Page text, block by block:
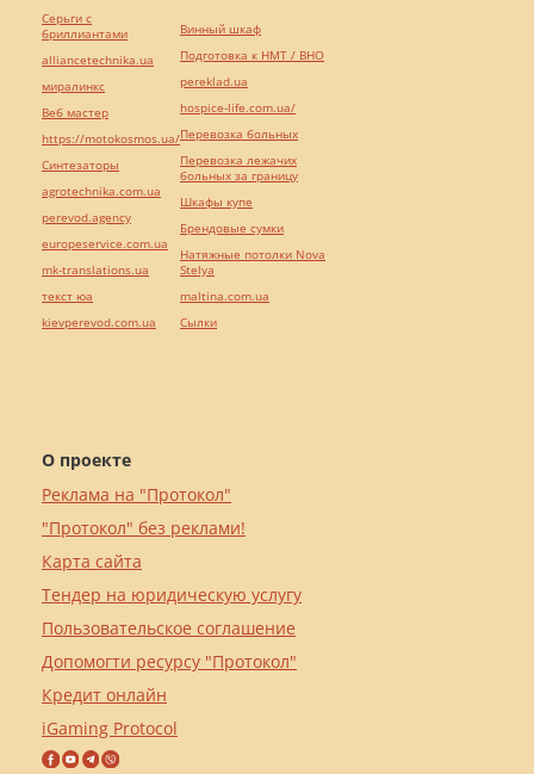
О проекте
Реклама на "Протокол"
"Протокол" без реклами!
Карта сайта
Тендер на юридическую услугу
Пользовательское соглашение
Допомогти ресурсу "Протокол"
Кредит онлайн
iGaming Protocol
Серьги с
бриллиантами
alliancetechnika.ua
миралинкс
Веб мастер
https://motokosmos.ua/
Синтезаторы
agrotechnika.com.ua
perevod.agency
europeservice.com.ua
mk-translations.ua
текст юа
kievperevod.com.ua
Винный шкаф
Подготовка к НМТ / ВНО
pereklad.ua
hospice-life.com.ua/
Перевозка больных
Перевозка лежачих
больных за границу
Шкафы купе
Брендовые сумки
Натяжные потолки Nova
Stelya
maltina.com.ua
Cылки